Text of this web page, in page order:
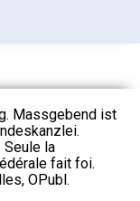
Massgebend ist
Seule la
fait foi.
OPubl.